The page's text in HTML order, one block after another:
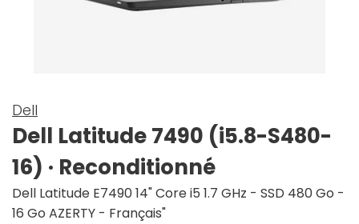
Dell
Dell Latitude 7490 (i5.8-S480-
16) · Reconditionné
Dell Latitude E7490 14" Core i5 1.7 GHz - SSD 480 Go -
16 Go AZERTY - Français"